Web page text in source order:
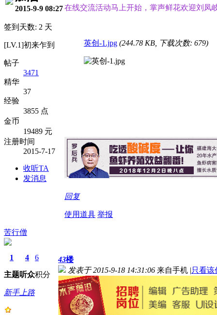
2015-9-9 08:27
签到天数: 2 天
[LV.1]初来乍到
帖子
3471
精华
37
经验
3855 点
金币
19489 元
注册时间
2015-7-17
收听TA
发消息
在线交流活动马上开始，掌声鲜花欢迎刘凤
英创-1.jpg (244.78 KB, 下载次数: 679)
回复
使用道具 举报
苦行僧
1
主题
4
听众
6
积分
新手上路
43楼
发表于 2015-9-18 14:31:06 来自手机 |只看该